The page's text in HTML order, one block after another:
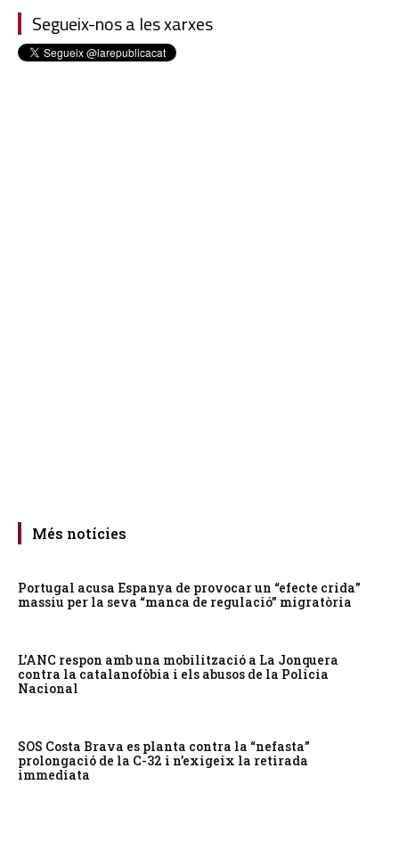
Segueix-nos a les xarxes
Més notícies
Portugal acusa Espanya de provocar un “efecte crida”
massiu per la seva “manca de regulació” migratòria
L’ANC respon amb una mobilització a La Jonquera
contra la catalanofòbia i els abusos de la Policia
Nacional
SOS Costa Brava es planta contra la “nefasta”
prolongació de la C-32 i n’exigeix la retirada
immediata